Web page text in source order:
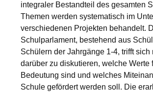
integraler Bestandteil des gesamten
Themen werden systematisch im
verschiedenen Projekten behandelt.
Schulparlament, bestehend aus
Schülern der Jahrgänge 1-4, trifft
darüber zu diskutieren, welche Werte
Bedeutung sind und welches
Schule gefördert werden soll. Die